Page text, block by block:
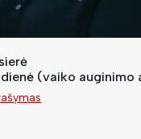
(vaiko